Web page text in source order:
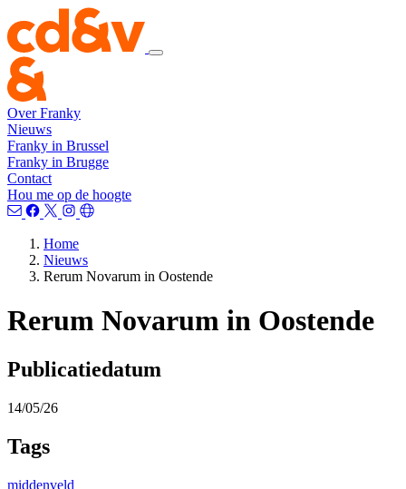
Over Franky
Nieuws
Franky in Brussel
Franky in Brugge
Contact
Hou me op de hoogte
Home
Nieuws
Rerum Novarum in Oostende
Rerum Novarum in Oostende
Publicatiedatum
14/05/26
Tags
middenveld